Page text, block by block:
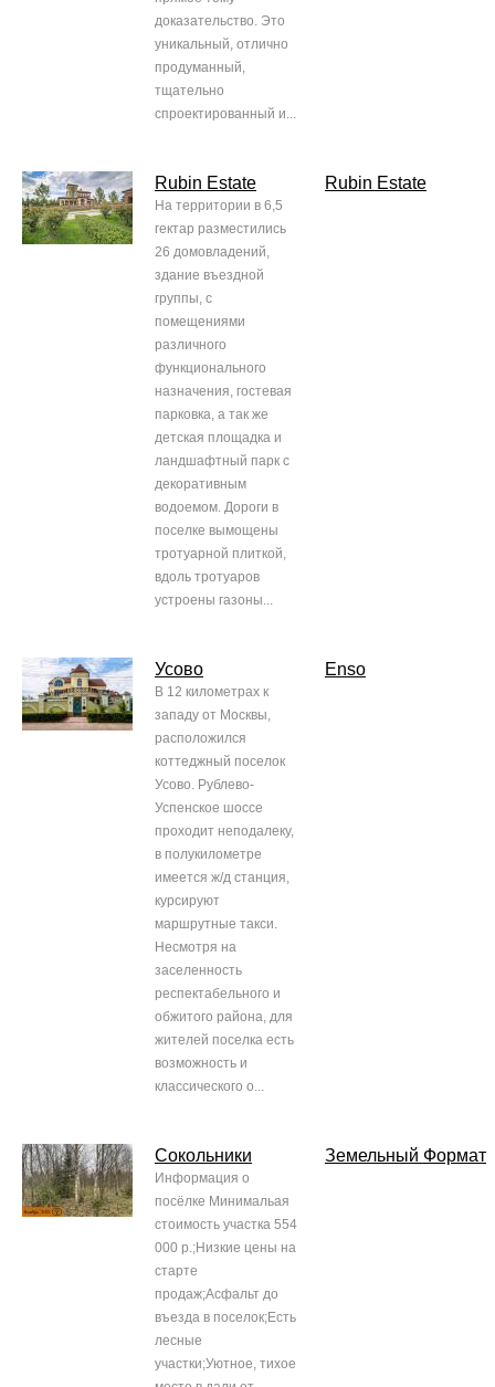
доказательство. Это
уникальный, отлично
продуманный,
тщательно
спроектированный и...
Rubin Estate
На территории в 6,5
гектар разместились
26 домовладений,
здание въездной
группы, с
помещениями
различного
функционального
назначения, гостевая
парковка, а так же
детская площадка и
ландшафтный парк с
декоративным
водоемом. Дороги в
поселке вымощены
тротуарной плиткой,
вдоль тротуаров
устроены газоны...
Rubin Estate
Усово
В 12 километрах к
западу от Москвы,
расположился
коттеджный поселок
Усово. Рублево-
Успенское шоссе
проходит неподалеку,
в полукилометре
имеется ж/д станция,
курсируют
маршрутные такси.
Несмотря на
заселенность
респектабельного и
обжитого района, для
жителей поселка есть
возможность и
классического о...
Enso
Сокольники
Информация о
посёлке Минимальая
стоимость участка 554
000 р.;Низкие цены на
старте
продаж;Асфальт до
въезда в поселок;Есть
лесные
участки;Уютное, тихое
Земельный Формат